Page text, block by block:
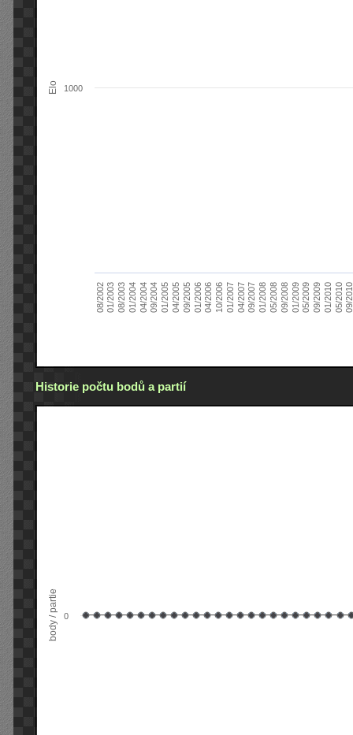
Elo
08/200201/200308/200301/200404/200409/200401/200504/200509/200501/200604/200610/200601/200704/200709/200701/200805/200809/200801/200905/200909/200901/201005/201009/
1000
Historie počtu bodů a partií
body / partie 0